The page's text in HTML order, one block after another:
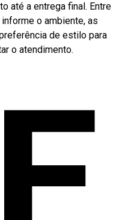
até a entrega final. Entre
o ambiente, as
de estilo para
o atendimento.